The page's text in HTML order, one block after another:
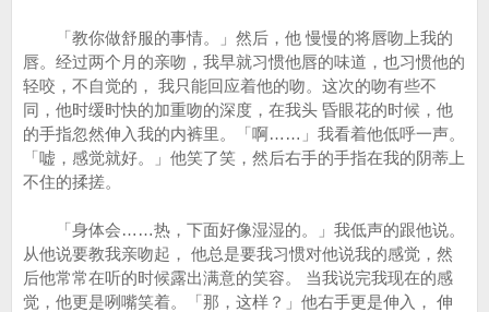
「教你做舒服的事情。」然后，他 慢慢的将唇吻上我的
唇。经过两个月的亲吻，我早就习惯他唇的味道，也习惯他的
轻咬，不自觉的， 我只能回应着他的吻。这次的吻有些不
同，他时缓时快的加重吻的深度，在我头 昏眼花的时候，他
的手指忽然伸入我的内裤里。「啊……」我看着他低呼一声。
「嘘，感觉就好。」他笑了笑，然后右手的手指在我的阴蒂上
不住的揉搓。
「身体会……热，下面好像湿湿的。」我低声的跟他说。
从他说要教我亲吻起， 他总是要我习惯对他说我的感觉，然
后他常常在听的时候露出满意的笑容。 当我说完我现在的感
觉，他更是咧嘴笑着。「那，这样？」他右手更是伸入， 伸